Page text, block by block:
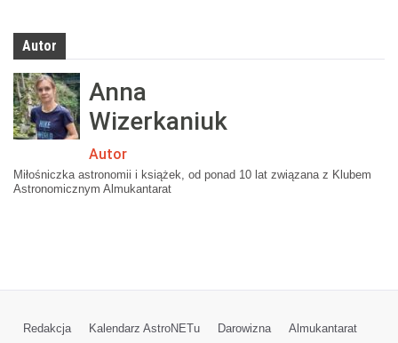
Autor
Anna
Wizerkaniuk
Autor
Miłośniczka astronomii i książek, od ponad 10 lat związana z Klubem
Astronomicznym Almukantarat
Redakcja Kalendarz AstroNETu Darowizna
Almukantarat